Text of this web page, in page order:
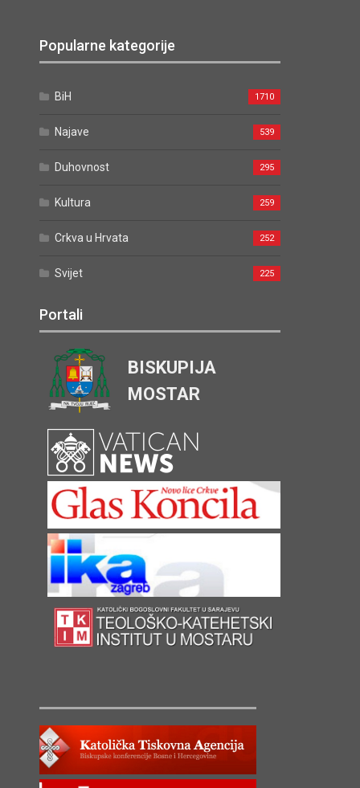
Popularne kategorije
BiH 1710
Najave 539
Duhovnost 295
Kultura 259
Crkva u Hrvata 252
Svijet 225
Portali
BISKUPIJA
MOSTAR